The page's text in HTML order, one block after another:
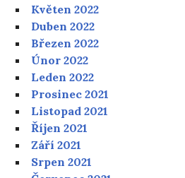
Květen 2022
Duben 2022
Březen 2022
Únor 2022
Leden 2022
Prosinec 2021
Listopad 2021
Říjen 2021
Září 2021
Srpen 2021